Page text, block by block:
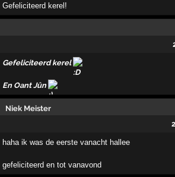
Gefeliciteerd kerel!
Gefeliciteerd kerel
En Oant Jûn
Niek Meister
haha ik was de eerste vanacht hallee
gefeliciteerd en tot vanavond